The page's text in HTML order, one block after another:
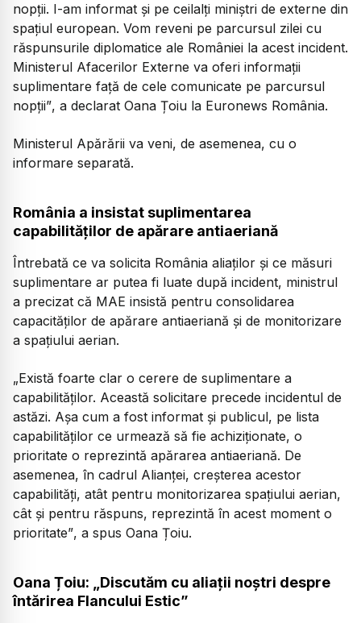
nopții. I-am informat și pe ceilalți miniștri de externe din
spațiul european. Vom reveni pe parcursul zilei cu
răspunsurile diplomatice ale României la acest incident.
Ministerul Afacerilor Externe va oferi informații
suplimentare față de cele comunicate pe parcursul
nopții”, a declarat Oana Țoiu la Euronews România.
Ministerul Apărării va veni, de asemenea, cu o
informare separată.
România a insistat suplimentarea
capabilităților de apărare antiaeriană
Întrebată ce va solicita România aliaților și ce măsuri
suplimentare ar putea fi luate după incident, ministrul
a precizat că MAE insistă pentru consolidarea
capacităților de apărare antiaeriană și de monitorizare
a spațiului aerian.
„Există foarte clar o cerere de suplimentare a
capabilităților. Această solicitare precede incidentul de
astăzi. Așa cum a fost informat și publicul, pe lista
capabilităților ce urmează să fie achiziționate, o
prioritate o reprezintă apărarea antiaeriană. De
asemenea, în cadrul Alianței, creșterea acestor
capabilități, atât pentru monitorizarea spațiului aerian,
cât și pentru răspuns, reprezintă în acest moment o
prioritate”, a spus Oana Țoiu.
Oana Țoiu: „Discutăm cu aliații noștri despre
întărirea Flancului Estic”